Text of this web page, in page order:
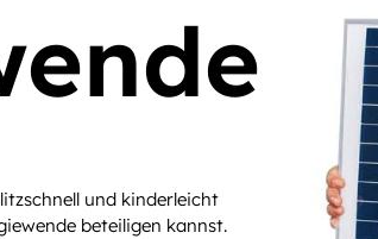
und kinderleicht
beteiligen kannst.